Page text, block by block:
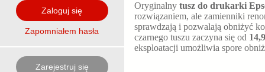
Oryginalny tusz do drukarki
rozwiązaniem, ale zamienniki
sprawdzają i pozwalają obniżyć
czarnego tuszu zaczyna się od
eksploatacji umożliwia spore
Zaloguj się
Zapomniałem hasła
Zarejestruj się